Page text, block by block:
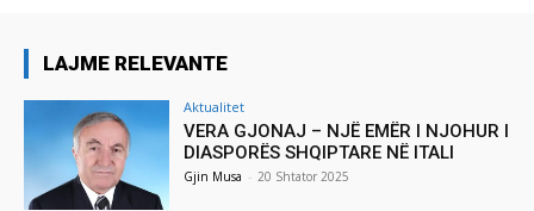
LAJME RELEVANTE
Aktualitet
VERA GJONAJ – NJË EMËR I NJOHUR I
DIASPORËS SHQIPTARE NË ITALI
Gjin Musa - 20 Shtator 2025